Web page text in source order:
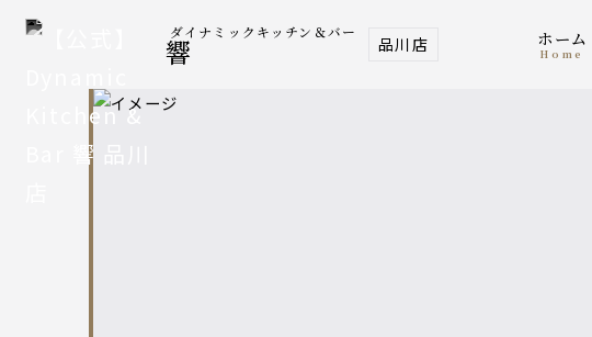
ダイナミックキッチン＆バー
響 品川店 ホーム
home